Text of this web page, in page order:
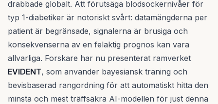
drabbade globalt. Att förutsäga blodsockernivåer för
typ 1-diabetiker är notoriskt svårt: datamängderna per
patient är begränsade, signalerna är brusiga och
konsekvenserna av en felaktig prognos kan vara
allvarliga. Forskare har nu presenterat ramverket
EVIDENT, som använder bayesiansk träning och
bevisbaserad rangordning för att automatiskt hitta den
minsta och mest träffsäkra AI-modellen för just denna